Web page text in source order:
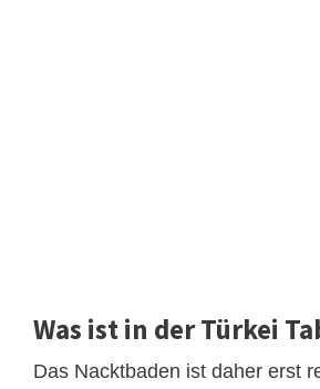
Was ist in der Türkei
Das Nacktbaden ist daher erst